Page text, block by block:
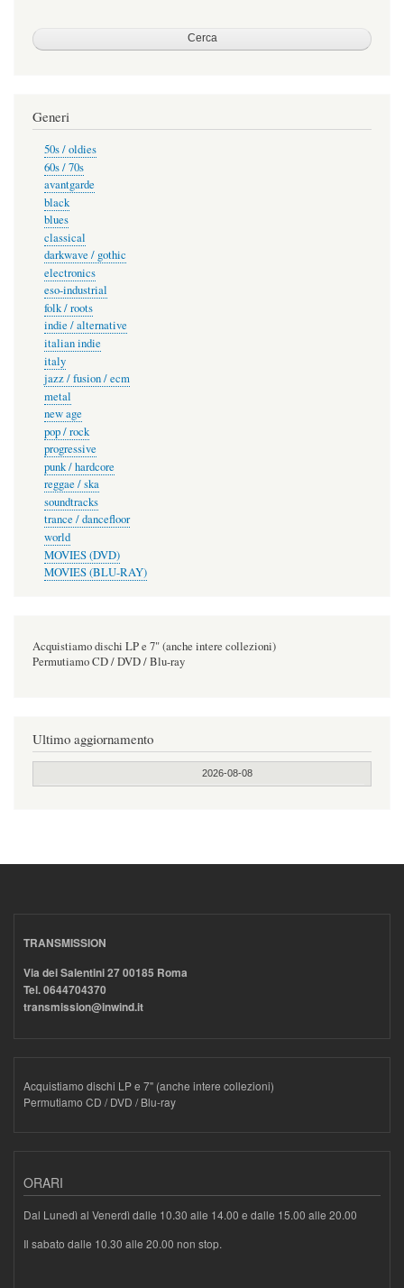
Generi
50s / oldies
60s / 70s
avantgarde
black
blues
classical
darkwave / gothic
electronics
eso-industrial
folk / roots
indie / alternative
italian indie
italy
jazz / fusion / ecm
metal
new age
pop / rock
progressive
punk / hardcore
reggae / ska
soundtracks
trance / dancefloor
world
MOVIES (DVD)
MOVIES (BLU-RAY)
Acquistiamo dischi LP e 7" (anche intere collezioni)
Permutiamo CD / DVD / Blu-ray
Ultimo aggiornamento
2026-08-08
TRANSMISSION
Via dei Salentini 27 00185 Roma
Tel. 0644704370
transmission@inwind.it
Acquistiamo dischi LP e 7" (anche intere collezioni)
Permutiamo CD / DVD / Blu-ray
ORARI
Dal Lunedì al Venerdì dalle 10.30 alle 14.00 e dalle 15.00 alle 20.00
Il sabato dalle 10.30 alle 20.00 non stop.